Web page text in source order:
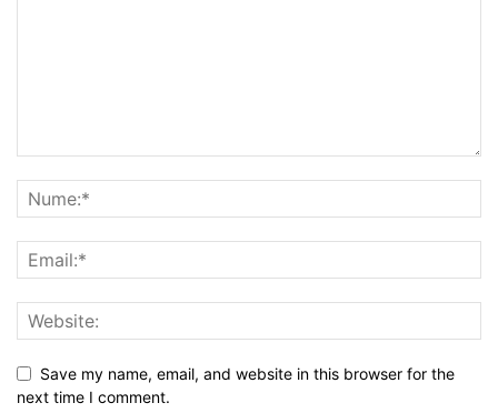
Save my name, email, and website in this browser for the
next time I comment.